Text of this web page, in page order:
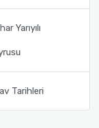
Yarıyılı
Tarihleri